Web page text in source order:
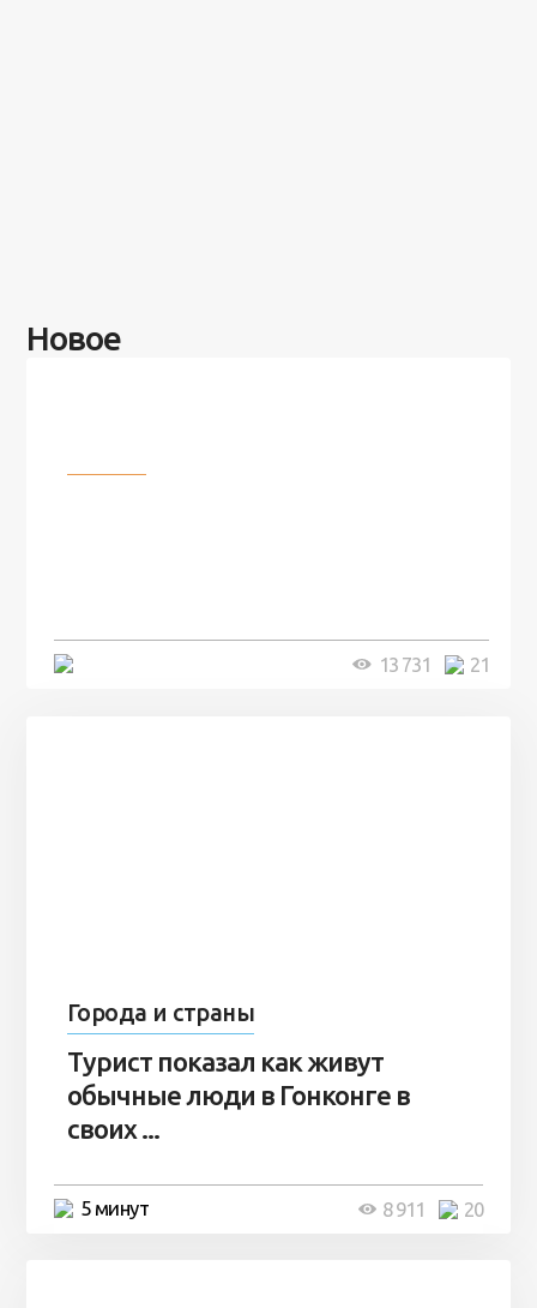
Новое
21
13 731
Города и страны
Турист показал как живут
обычные люди в Гонконге в
своих ...
5 минут 20
8 911